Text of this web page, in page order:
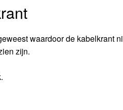
waardoor de kabelkrant
zijn.